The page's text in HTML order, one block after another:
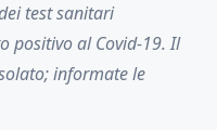
test sanitari
positivo al Covid-19. Il
informate le